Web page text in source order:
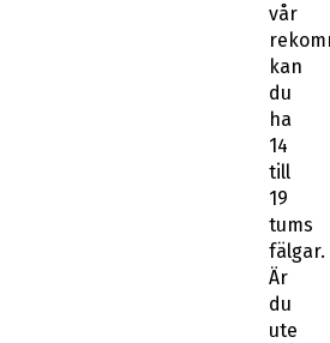
vår
kan
du
ha
14
till
19
tums
fälgar.
Är
du
ute